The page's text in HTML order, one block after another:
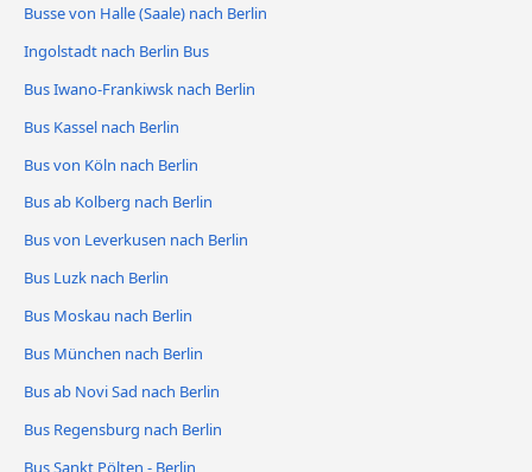
Busse von Halle (Saale) nach Berlin
Ingolstadt nach Berlin Bus
Bus Iwano-Frankiwsk nach Berlin
Bus Kassel nach Berlin
Bus von Köln nach Berlin
Bus ab Kolberg nach Berlin
Bus von Leverkusen nach Berlin
Bus Luzk nach Berlin
Bus Moskau nach Berlin
Bus München nach Berlin
Bus ab Novi Sad nach Berlin
Bus Regensburg nach Berlin
Bus Sankt Pölten - Berlin